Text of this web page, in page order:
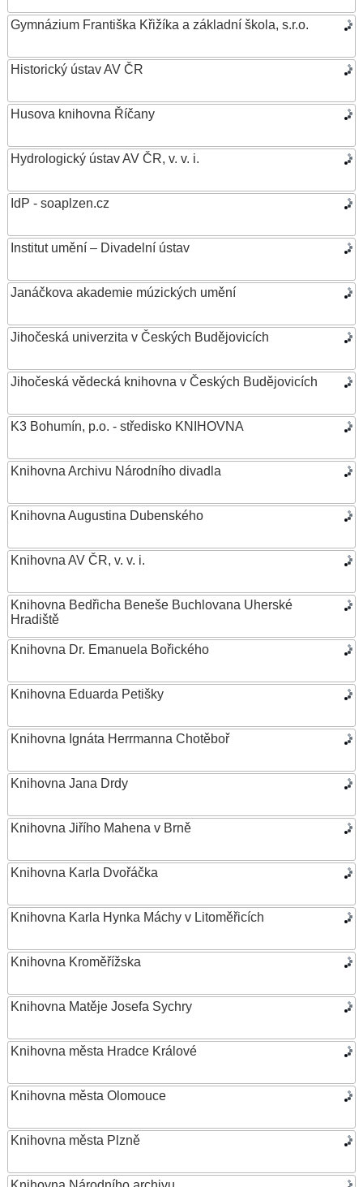
Gymnázium Františka Křižíka a základní škola, s.r.o.
Historický ústav AV ČR
Husova knihovna Říčany
Hydrologický ústav AV ČR, v. v. i.
IdP - soaplzen.cz
Institut umění – Divadelní ústav
Janáčkova akademie múzických umění
Jihočeská univerzita v Českých Budějovicích
Jihočeská vědecká knihovna v Českých Budějovicích
K3 Bohumín, p.o. - středisko KNIHOVNA
Knihovna Archivu Národního divadla
Knihovna Augustina Dubenského
Knihovna AV ČR, v. v. i.
Knihovna Bedřicha Beneše Buchlovana Uherské
Hradiště
Knihovna Dr. Emanuela Bořického
Knihovna Eduarda Petišky
Knihovna Ignáta Herrmanna Chotěboř
Knihovna Jana Drdy
Knihovna Jiřího Mahena v Brně
Knihovna Karla Dvořáčka
Knihovna Karla Hynka Máchy v Litoměřicích
Knihovna Kroměřížska
Knihovna Matěje Josefa Sychry
Knihovna města Hradce Králové
Knihovna města Olomouce
Knihovna města Plzně